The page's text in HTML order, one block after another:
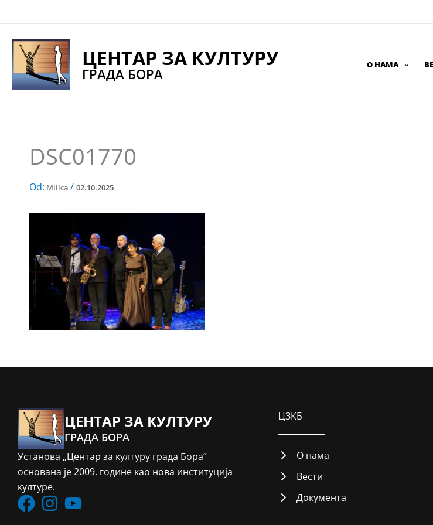
na
sadržaj
ЦЕНТАР ЗА КУЛТУРУ
ГРАДА БОРА
О НАМА
DSC01770
Od: Milica / 02.10.2025
ЦЕНТАР ЗА КУЛТУРУ
ГРАДА БОРА
Установа „Центар за културу града Бора”
основана је 2009. године као нова институција
културе.
ЦЗКБ
О нама
Вести
Документа